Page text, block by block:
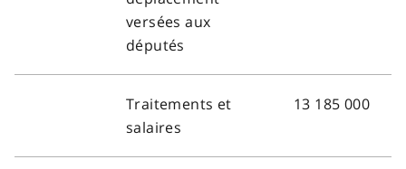
versées aux
députés
Traitements et
salaires
13 185 000